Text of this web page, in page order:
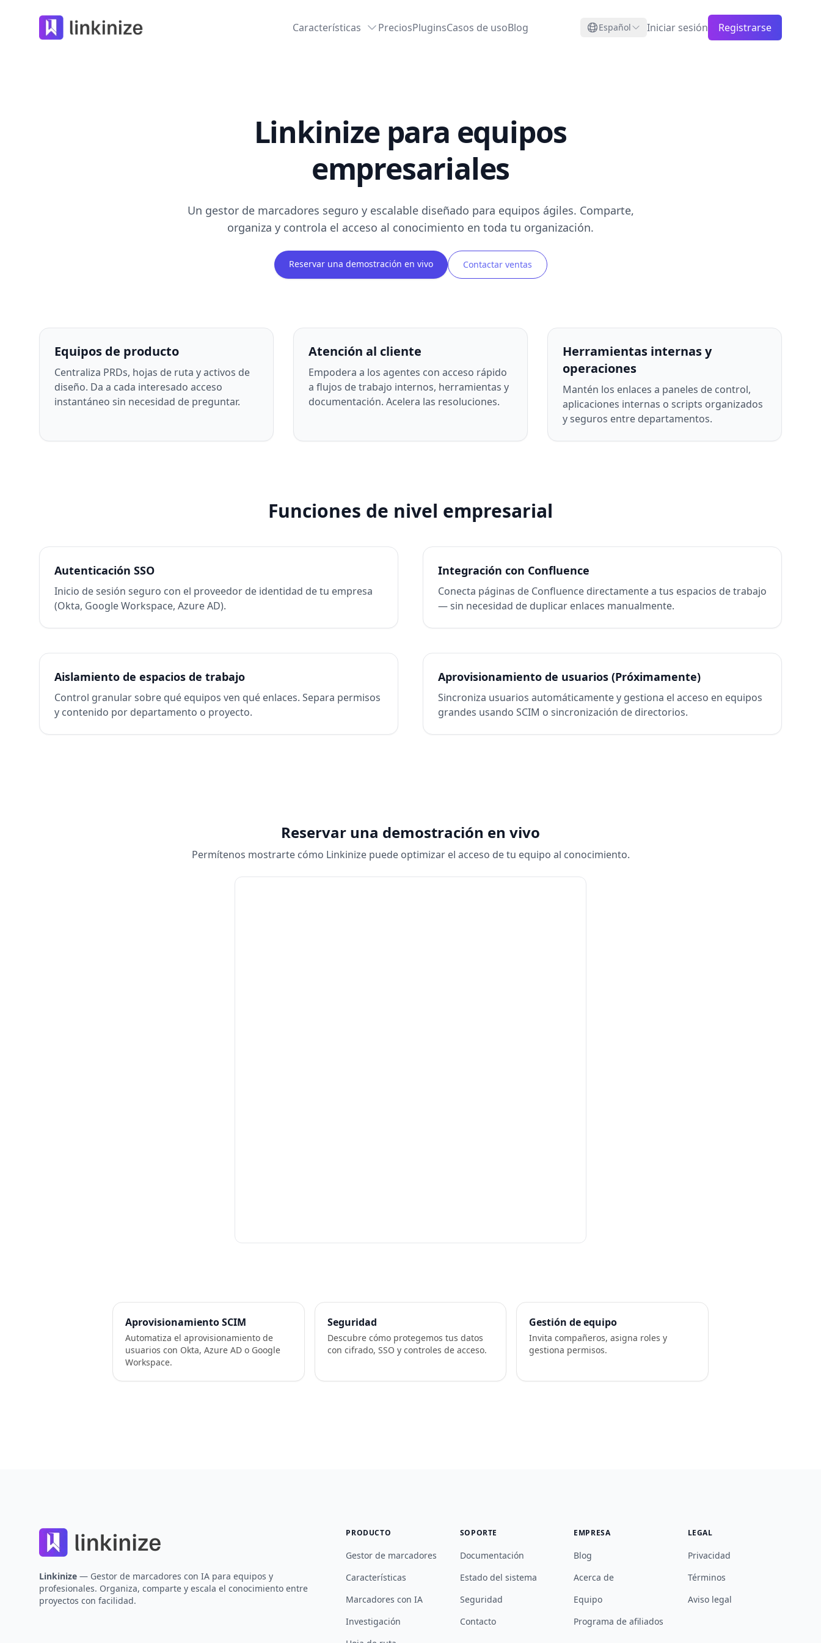
Linkinize Características PreciosPluginsCasos de usoBlog Español Iniciar sesión Registrarse
Linkinize para equipos
empresariales
Un gestor de marcadores seguro y escalable diseñado para equipos ágiles. Comparte,
organiza y controla el acceso al conocimiento en toda tu organización.
Reservar una demostración en vivo Contactar ventas
Equipos de producto
Centraliza PRDs, hojas de ruta y activos de
diseño. Da a cada interesado acceso
instantáneo sin necesidad de preguntar.
Atención al cliente
Empodera a los agentes con acceso rápido
a flujos de trabajo internos, herramientas y
documentación. Acelera las resoluciones.
Herramientas internas y
operaciones
Mantén los enlaces a paneles de control,
aplicaciones internas o scripts organizados
y seguros entre departamentos.
Funciones de nivel empresarial
Autenticación SSO
Inicio de sesión seguro con el proveedor de identidad de tu empresa
(Okta, Google Workspace, Azure AD).
Integración con Confluence
Conecta páginas de Confluence directamente a tus espacios de trabajo
— sin necesidad de duplicar enlaces manualmente.
Aislamiento de espacios de trabajo
Control granular sobre qué equipos ven qué enlaces. Separa permisos
y contenido por departamento o proyecto.
Aprovisionamiento de usuarios (Próximamente)
Sincroniza usuarios automáticamente y gestiona el acceso en equipos
grandes usando SCIM o sincronización de directorios.
Reservar una demostración en vivo
Permítenos mostrarte cómo Linkinize puede optimizar el acceso de tu equipo al conocimiento.
Aprovisionamiento SCIM
Automatiza el aprovisionamiento de
usuarios con Okta, Azure AD o Google
Workspace.
Seguridad
Descubre cómo protegemos tus datos
con cifrado, SSO y controles de acceso.
Gestión de equipo
Invita compañeros, asigna roles y
gestiona permisos.
Linkinize — Gestor de marcadores con IA para equipos y
profesionales. Organiza, comparte y escala el conocimiento entre
proyectos con facilidad.
PRODUCTO
Gestor de marcadores
Características
Marcadores con IA
Investigación
SOPORTE
Documentación
Estado del sistema
Seguridad
Contacto
EMPRESA
Blog
Acerca de
Equipo
Programa de afiliados
LEGAL
Privacidad
Términos
Aviso legal